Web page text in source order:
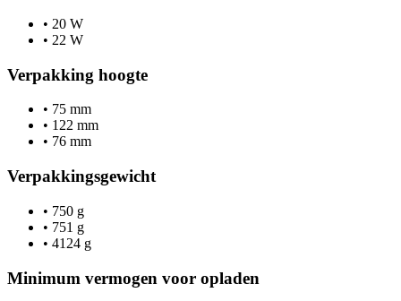
• 20 W
• 22 W
Verpakking hoogte
• 75 mm
• 122 mm
• 76 mm
Verpakkingsgewicht
• 750 g
• 751 g
• 4124 g
Minimum vermogen voor opladen